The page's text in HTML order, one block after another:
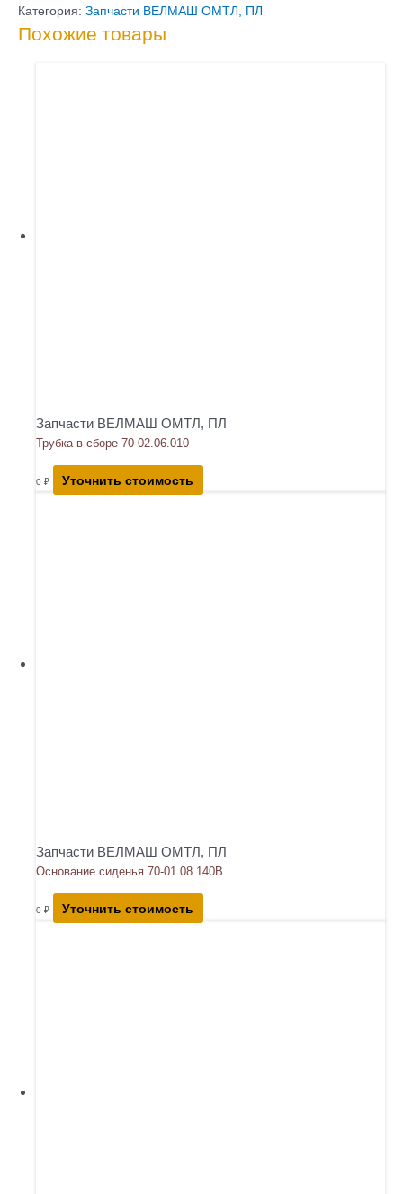
01.13.500А
Комплект
Категория: Запчасти ВЕЛМАШ ОМТЛ, ПЛ
Похожие товары
Запчасти ВЕЛМАШ ОМТЛ, ПЛ
Трубка в сборе 70-02.06.010
0 ₽ Уточнить стоимость
Запчасти ВЕЛМАШ ОМТЛ, ПЛ
Основание сиденья 70-01.08.140В
0 ₽ Уточнить стоимость